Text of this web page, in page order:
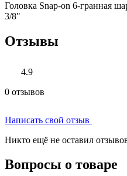
Головка Snap-on 6-гранная
3/8"
Отзывы
4.9
0 отзывов
Написать свой отзыв
Никто ещё не оставил
Вопросы о товаре